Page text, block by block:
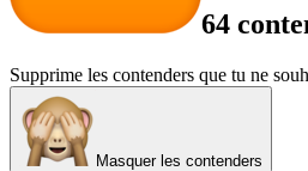
64
Supprime les contenders que tu ne
Masquer les contenders